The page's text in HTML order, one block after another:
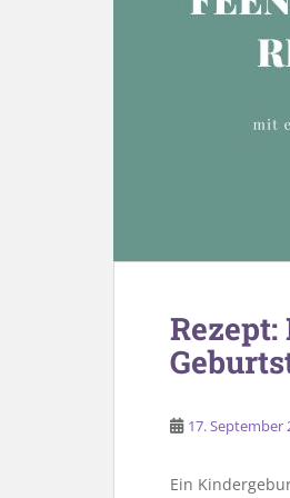
17. September
Ein